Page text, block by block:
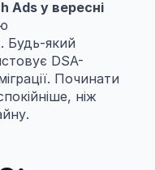
Ads у вересні
Будь-який
DSA-
Починати
ніж